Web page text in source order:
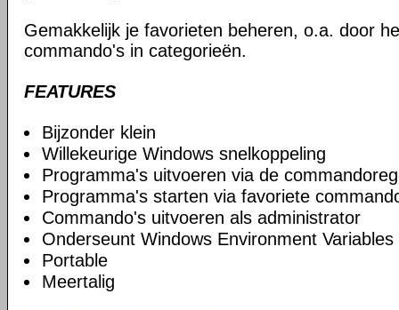
Gemakkelijk je favorieten beheren, o.a. door
commando's in categorieën.
FEATURES
Bijzonder klein
Willekeurige Windows snelkoppeling
Programma's uitvoeren via de
Programma's starten via favoriete
Commando's uitvoeren als administrator
Onderseunt Windows Environment Variables
Portable
Meertalig